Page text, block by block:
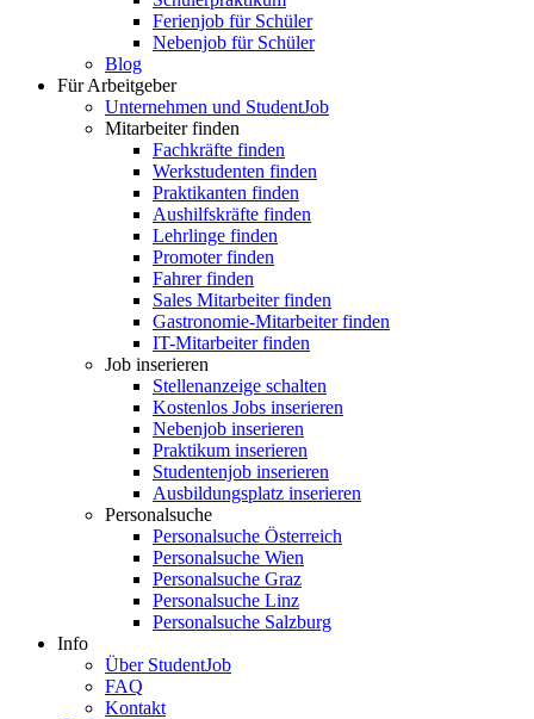
Ferienjob für Schüler
Nebenjob für Schüler
Blog
Für Arbeitgeber
Unternehmen und StudentJob
Mitarbeiter finden
Fachkräfte finden
Werkstudenten finden
Praktikanten finden
Aushilfskräfte finden
Lehrlinge finden
Promoter finden
Fahrer finden
Sales Mitarbeiter finden
Gastronomie-Mitarbeiter finden
IT-Mitarbeiter finden
Job inserieren
Stellenanzeige schalten
Kostenlos Jobs inserieren
Nebenjob inserieren
Praktikum inserieren
Studentenjob inserieren
Ausbildungsplatz inserieren
Personalsuche
Personalsuche Österreich
Personalsuche Wien
Personalsuche Graz
Personalsuche Linz
Personalsuche Salzburg
Info
Über StudentJob
FAQ
Kontakt